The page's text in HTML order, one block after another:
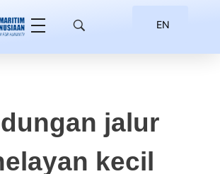
jalur
kecil
EN